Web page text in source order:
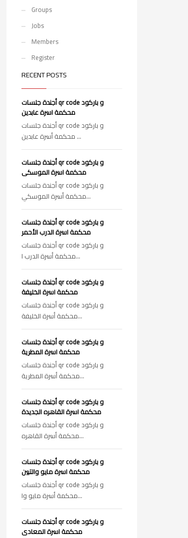
Groups
Jobs
Members
Register
RECENT POSTS
أجندة جلسات qr code و باركود
محكمة اسرة عابدين
أجندة جلسات qr code و باركود
محكمة أسرة عابدين ...
أجندة جلسات qr code و باركود
محكمة اسرة الموسكى
أجندة جلسات qr code و باركود
محكمة أسرة الموسكي...
أجندة جلسات qr code و باركود
محكمة اسرة الدرب الأحمر
أجندة جلسات qr code و باركود
محكمة أسرة الدرب ا...
أجندة جلسات qr code و باركود
محكمة اسرة الخليفة
أجندة جلسات qr code و باركود
محكمة أسرة الخليفة...
أجندة جلسات qr code و باركود
محكمة اسرة المطرية
أجندة جلسات qr code و باركود
محكمة أسرة المطرية...
أجندة جلسات qr code و باركود
محكمة اسرة القاهره الجديدة
أجندة جلسات qr code و باركود
محكمة أسرة القاهره...
أجندة جلسات qr code و باركود
محكمة اسرة مايو والتبين
أجندة جلسات qr code و باركود
محكمة أسرة مايو وا...
أجندة جلسات qr code و باركود
محكمة اسرة المعادى